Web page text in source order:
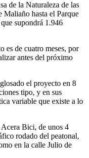
de la Naturaleza de las
Maliaño hasta el Parque
supondrá 1.946
es de cuatro meses, por
antes del próximo
el proyecto en 8
tipo, y en sus
variable que existe a lo
Bici, de unos 4
rodado del peatonal,
en la calle Julio de